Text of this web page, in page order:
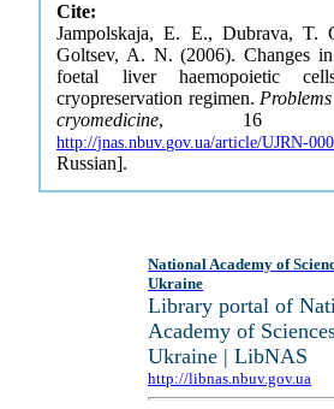
Cite:
Jampolskaja, E. E., Dubrava, T.
Goltsev, A. N. (2006). Changes
foetal liver haemopoietic
cryopreservation regimen.
cryomedicine, 16
http://jnas.nbuv.gov.ua/article/UJRN-
Russian].
National Academy of
Ukraine
Library portal of
Academy of
Ukraine | LibNAS
http://libnas.nbuv.gov.ua